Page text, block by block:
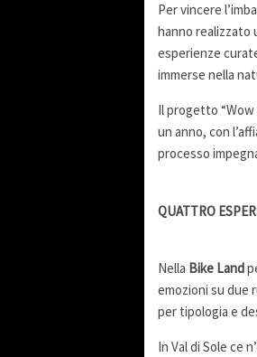
Per vincere
hanno realizzato
esperienze
immerse nella
Il progetto
un anno, con
processo
QUATTRO
Nella Bike Land
emozioni su due
per tipologia e
In Val di Sole ce